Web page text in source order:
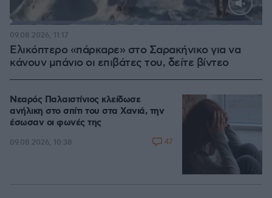
Loaded
Ελικόπτερο «πάρκαρε» στο Σαρακήνικο για να
κάνουν μπάνιο οι επιβάτες του, δείτε βίντεο
09.08.2026, 11:17
Νεαρός Παλαιστίνιος κλείδωσε
ανήλικη στο σπίτι του στα Χανιά, την
έσωσαν οι φωνές της
09.08.2026, 10:38 47